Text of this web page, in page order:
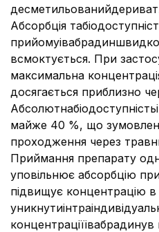
Абсорбція
всмоктується. При
максимальна
досягається приблизно
майже 40 %, що
проходження через
Приймання препарату
уповільнює абсорбцію
підвищує концентрацію